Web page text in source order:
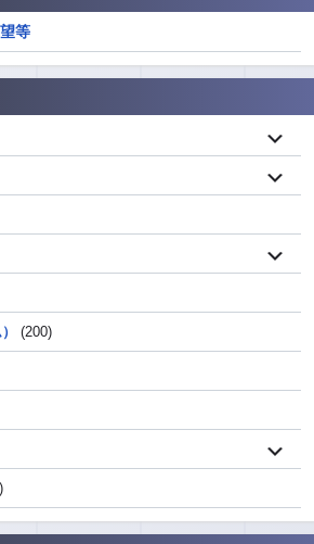
等
(200)